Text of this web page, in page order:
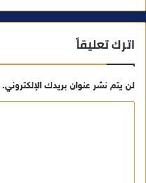
اترك تعليقاً
لن يتم نشر عنوان بريدك الإلكتروني.